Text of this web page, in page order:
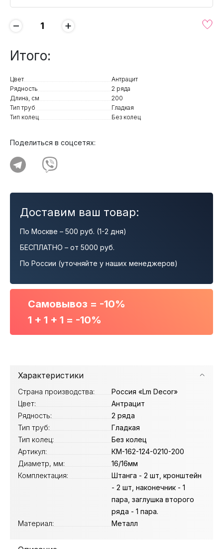
− +
Итого:
Цвет
Антрацит
Рядность
2 ряда
Длина, см
200
Тип труб
Гладкая
Тип колец
Без колец
Поделиться в соцсетях:
Доставим ваш товар:
По Москве – 500 руб. (1-2 дня)
БЕСПЛАТНО – от 5000 руб.
По России (уточняйте у наших менеджеров)
Самовывоз = -10%
1 + 1 + 1 = -10%
Характеристики
Страна производства:
Россия «Lm Decor»
Цвет:
Антрацит
Рядность:
2 ряда
Тип труб:
Гладкая
Тип колец:
Без колец
Артикул:
КМ-162-124-0210-200
Диаметр, мм:
16/16мм
Комплектация:
Штанга - 2 шт, кронштейн
- 2 шт, наконечник - 1
пара, заглушка второго
ряда - 1 пара.
Материал:
Металл